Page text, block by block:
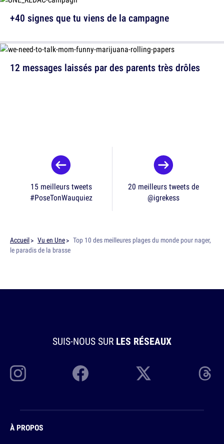
12 messages laissés par des parents très drôles
+40 signes que tu viens de la campagne
15 meilleurs tweets
#PoseTonWauquiez
20 meilleurs tweets de
@igrekess
Accueil Vu en Une
Top 10 des meilleures plages du monde pour nager,
le paradis de la brasse
SUIS-NOUS SUR LES RÉSEAUX
À PROPOS